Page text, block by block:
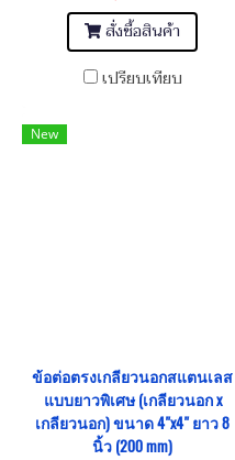
สั่งซื้อสินค้า
เปรียบเทียบ
New
ข้อต่อตรงเกลียวนอกสแตนเลส
แบบยาวพิเศษ (เกลียวนอก x
เกลียวนอก) ขนาด 4"x4" ยาว 8
นิ้ว (200 mm)